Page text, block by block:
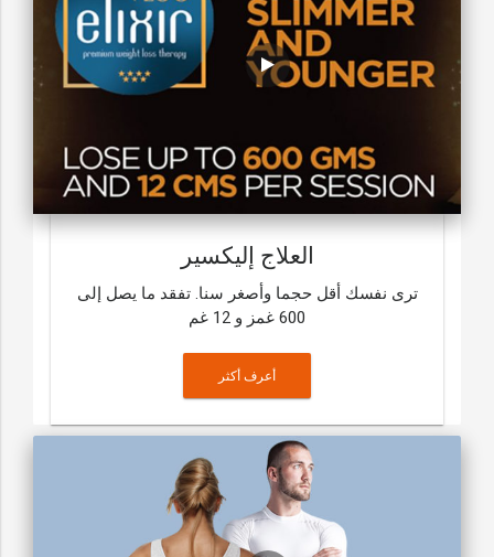
العلاج إليكسير
ترى نفسك أقل حجما وأصغر سنا. تفقد ما يصل إلى
600 غمز و 12 غم
أعرف أكثر